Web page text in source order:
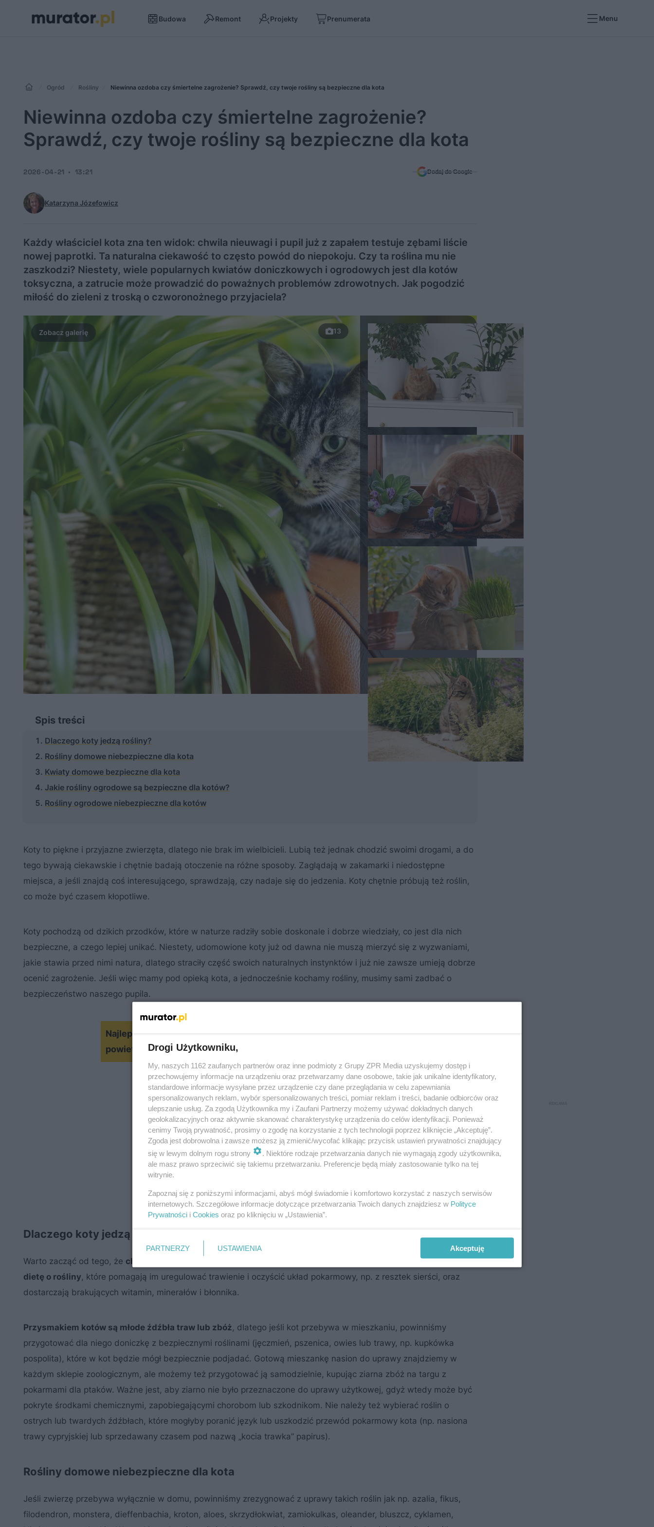
Budowa Remont Projekty Prenumerata Menu
Ogród Rośliny Niewinna ozdoba czy śmiertelne zagrożenie? Sprawdź, czy twoje rośliny są bezpieczne dla kota
Niewinna ozdoba czy śmiertelne zagrożenie?
Sprawdź, czy twoje rośliny są bezpieczne dla kota
Katarzyna Józefowicz
2026-04-21 13:21 Dodaj do Google
Każdy właściciel kota zna ten widok: chwila nieuwagi i pupil już z zapałem testuje zębami liście
nowej paprotki. Ta naturalna ciekawość to często powód do niepokoju. Czy ta roślina mu nie
zaszkodzi? Niestety, wiele popularnych kwiatów doniczkowych i ogrodowych jest dla kotów
toksyczna, a zatrucie może prowadzić do poważnych problemów zdrowotnych. Jak pogodzić
miłość do zieleni z troską o czworonożnego przyjaciela?
13
Spis treści
Dlaczego koty jedzą rośliny?
Rośliny domowe niebezpieczne dla kota
Kwiaty domowe bezpieczne dla kota
Jakie rośliny ogrodowe są bezpieczne dla kotów?
Rośliny ogrodowe niebezpieczne dla kotów
Koty to piękne i przyjazne zwierzęta, dlatego nie brak im wielbicieli. Lubią też jednak chodzić swoimi drogami, a do
tego bywają ciekawskie i chętnie badają otoczenie na różne sposoby. Zaglądają w zakamarki i niedostępne
miejsca, a jeśli znajdą coś interesującego, sprawdzają, czy nadaje się do jedzenia. Koty chętnie próbują też roślin,
co może być czasem kłopotliwe.
Koty pochodzą od dzikich przodków, które w naturze radziły sobie doskonale i dobrze wiedziały, co jest dla nich
bezpieczne, a czego lepiej unikać. Niestety, udomowione koty już od dawna nie muszą mierzyć się z wyzwaniami,
jakie stawia przed nimi natura, dlatego straciły część swoich naturalnych instynktów i już nie zawsze umieją dobrze
ocenić zagrożenie. Jeśli więc mamy pod opieką kota, a jednocześnie kochamy rośliny, musimy sami zadbać o
bezpieczeństwo naszego pupila.
Najlepsze rośliny doniczkowe do sypialni. 3 gatunki oczyszczające
powietrze w sypialni
Dlaczego koty jedzą rośliny?
Warto zacząć od tego, że chociaż koty są zwierzętami mięsożernymi, czasami potrzebują uzupełnić swoją
dietę o rośliny, które pomagają im uregulować trawienie i oczyścić układ pokarmowy, np. z resztek sierści, oraz
dostarczają brakujących witamin, minerałów i błonnika.
Przysmakiem kotów są młode źdźbła traw lub zbóż, dlatego jeśli kot przebywa w mieszkaniu, powinniśmy
przygotować dla niego doniczkę z bezpiecznymi roślinami (jęczmień, pszenica, owies lub trawy, np. kupkówka
pospolita), które w kot będzie mógł bezpiecznie podjadać. Gotową mieszankę nasion do uprawy znajdziemy w
każdym sklepie zoologicznym, ale możemy też przygotować ją samodzielnie, kupując ziarna zbóż na targu z
pokarmami dla ptaków. Ważne jest, aby ziarno nie było przeznaczone do uprawy użytkowej, gdyż wtedy może być
pokryte środkami chemicznymi, zapobiegającymi chorobom lub szkodnikom. Nie należy też wybierać roślin o
ostrych lub twardych źdźbłach, które mogłyby poranić język lub uszkodzić przewód pokarmowy kota (np. nasiona
trawy cypryjskiej lub sprzedawany czasem pod nazwą „kocia trawka” papirus).
Rośliny domowe niebezpieczne dla kota
Jeśli zwierzę przebywa wyłącznie w domu, powinniśmy zrezygnować z uprawy takich roślin jak np. azalia, fikus,
filodendron, monstera, dieffenbachia, kroton, aloes, skrzydłokwiat, zamiokulkas, oleander, bluszcz, cyklamen,
Drogi Użytkowniku,
My, naszych 1162 zaufanych partnerów oraz inne podmioty z Grupy ZPR Media uzyskujemy dostęp i
przechowujemy informacje na urządzeniu oraz przetwarzamy dane osobowe, takie jak unikalne identyfikatory,
standardowe informacje wysyłane przez urządzenie czy dane przeglądania w celu zapewniania
spersonalizowanych reklam, wybór spersonalizowanych treści, pomiar reklam i treści, badanie odbiorców oraz
ulepszanie usług. Za zgodą Użytkownika my i Zaufani Partnerzy możemy używać dokładnych danych
geolokalizacyjnych oraz aktywnie skanować charakterystykę urządzenia do celów identyfikacji. Ponieważ
cenimy Twoją prywatność, prosimy o zgodę na korzystanie z tych technologii poprzez kliknięcie „Akceptuję”.
Zgoda jest dobrowolna i zawsze możesz ją zmienić/wycofać klikając przycisk ustawień prywatności znajdujący
się w lewym dolnym rogu strony
. Niektóre rodzaje przetwarzania danych nie wymagają zgody użytkownika,
ale masz prawo sprzeciwić się takiemu przetwarzaniu. Preferencje będą miały zastosowanie tylko na tej
witrynie.
Zapoznaj się z poniższymi informacjami, abyś mógł świadomie i komfortowo korzystać z naszych serwisów
internetowych. Szczegółowe informacje dotyczące przetwarzania Twoich danych znajdziesz w Polityce
Prywatności i Cookies oraz po kliknięciu w „Ustawienia”.
PARTNERZY USTAWIENIA Akceptuję